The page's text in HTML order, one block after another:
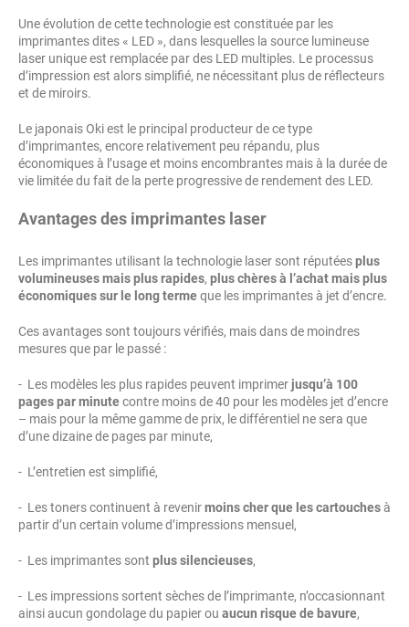
Une évolution de cette technologie est constituée par les
imprimantes dites « LED », dans lesquelles la source lumineuse
laser unique est remplacée par des LED multiples. Le processus
d’impression est alors simplifié, ne nécessitant plus de réflecteurs
et de miroirs.
Le japonais Oki est le principal producteur de ce type
d’imprimantes, encore relativement peu répandu, plus
économiques à l’usage et moins encombrantes mais à la durée de
vie limitée du fait de la perte progressive de rendement des LED.
Avantages des imprimantes laser
Les imprimantes utilisant la technologie laser sont réputéesplus
volumineuses mais plus rapides, plus chères à l’achat mais plus
économiques sur le long termeque les imprimantes à jet d’encre.
Ces avantages sont toujours vérifiés, mais dans de moindres
mesures que par le passé :
- Les modèles les plus rapides peuvent imprimer jusqu’à 100
pages par minutecontre moins de 40 pour les modèles jet d’encre
– mais pour la même gamme de prix, le différentiel ne sera que
d’une dizaine de pages par minute,
- L’entretien est simplifié,
- Les toners continuent à revenirmoins cher que les cartouchesà
partir d’un certain volume d’impressions mensuel,
- Les imprimantes sont plus silencieuses,
- Les impressions sortent sèches de l’imprimante, n’occasionnant
ainsi aucun gondolage du papier ou aucun risque de bavure,